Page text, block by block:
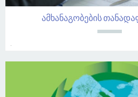
ამხანაგობების